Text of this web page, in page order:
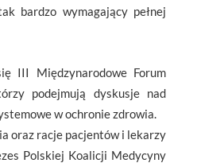
bardzo wymagający pełnej
III Międzynarodowe Forum
podejmują dyskusje nad
w ochronie zdrowia.
oraz racje pacjentów i lekarzy
Polskiej Koalicji Medycyny